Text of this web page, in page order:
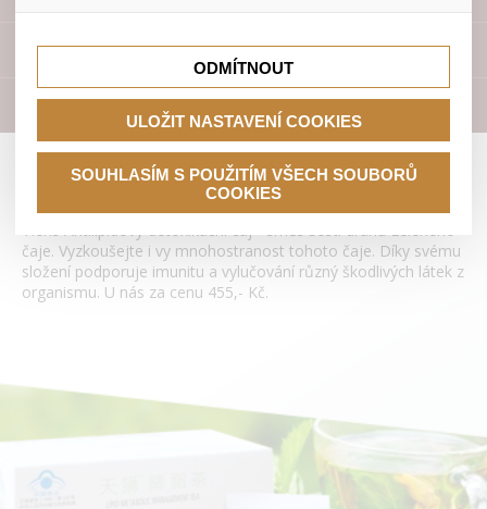
Přístroje
Antilipidový detoxikační čaj Tianshi
Tiens Antilipidový detoxikační čaj - směs šesti druhů zeleného
čaje. Vyzkoušejte i vy mnohostranost tohoto čaje. Díky svému
složení podporuje imunitu a vylučování různý škodlivých látek z
organismu. U nás za cenu 455,- Kč.
se nevhodným doporučením produktů či jiným
nedůležitým nabídkám.
marketingové kampaně.
ODMÍTNOUT
ULOŽIT NASTAVENÍ COOKIES
SOUHLASÍM S POUŽITÍM VŠECH SOUBORŮ
COOKIES